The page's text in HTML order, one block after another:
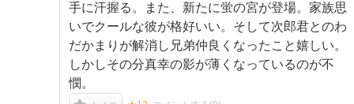
手に汗握る。また、新たに蛍の宮が登場。家族思
いでクールな彼が格好いい。そして次郎君とのわ
だかまりが解消し兄弟仲良くなったこと嬉しい。
しかしその分真幸の影が薄くなっているのが不
憫。